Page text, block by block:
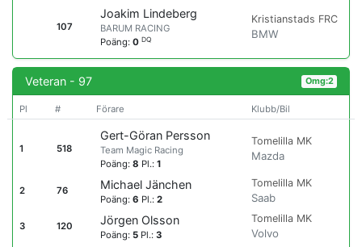
107
Joakim Lindeberg
BARUM RACING
Poäng:0DQ
Kristianstads FRC
BMW
Veteran - 97 Omg:2
Pl # Förare Klubb/Bil
1 518
Gert-Göran Persson
Team Magic Racing
Poäng:8 Pl.:1
Tomelilla MK
Mazda
2 76 Michael Jänchen
Poäng:6 Pl.:2
Tomelilla MK
Saab
3 120 Jörgen Olsson
Poäng: 5 Pl.:3
Tomelilla MK
Volvo